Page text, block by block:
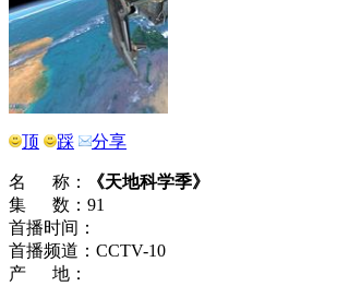
顶 踩 分享
名 称：
《天地科学季》
集 数：91
首播时间：
首播频道：CCTV-10
产 地：